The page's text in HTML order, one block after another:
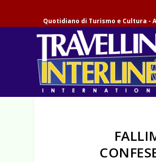
Quotidiano di Turismo e Cultura -